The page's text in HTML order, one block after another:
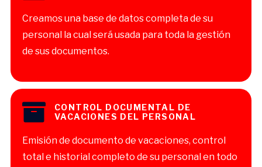
Creamos una base de datos completa de su
personal la cual será usada para toda la gestión
de sus documentos.
CONTROL DOCUMENTAL DE
VACACIONES DEL PERSONAL
Emisión de documento de vacaciones, control
total e historial completo de su personal en todo